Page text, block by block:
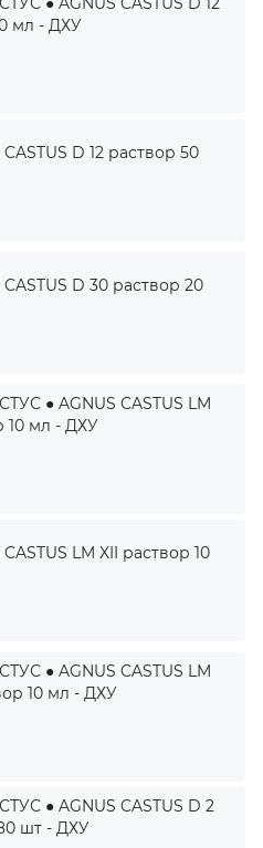
мл - ДХУ
D 12 раствор 50
D 30 раствор 20
● AGNUS CASTUS LM
10 мл - ДХУ
LM XII раствор 10
● AGNUS CASTUS LM
10 мл - ДХУ
● AGNUS CASTUS D 2
шт - ДХУ